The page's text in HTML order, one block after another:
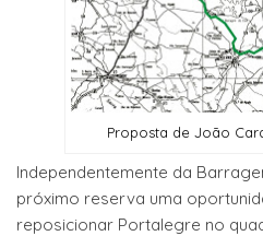
Proposta de João
Independentemente da
próximo reserva uma
reposicionar Portalegre no